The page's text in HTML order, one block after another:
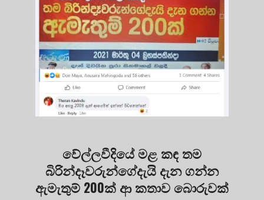
වේල්ලවීදියේ මළ කඳ තම
බිරින්දෑවරුන්ගේදැයි දැන ගන්න
ඇමැතුම් 200ක් ආ කතාව බොරුවක්